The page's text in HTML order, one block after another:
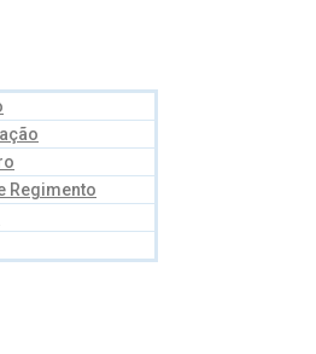
Regimento